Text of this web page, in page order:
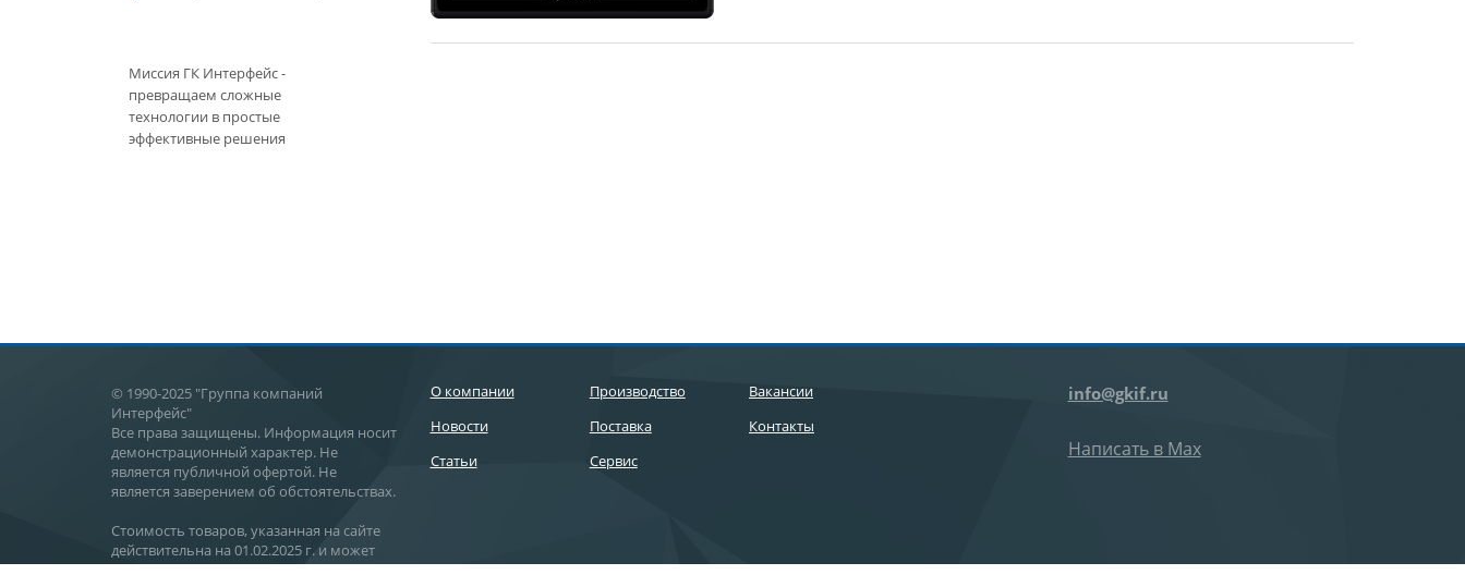
Миссия ГК Интерфейс -
превращаем сложные
технологии в простые
эффективные решения
© 1990-2025 "Группа компаний
Интерфейс"
Все права защищены. Информация носит
демонстрационный характер. Не
является публичной офертой. Не
является заверением об обстоятельствах.
Стоимость товаров, указанная на сайте
действительна на 01.02.2025 г. и может
отличаться от действительной стоимости
О компании
Новости
Статьи
Производство
Поставка
Сервис
Вакансии
Контакты
info@gkif.ru
Написать в Max